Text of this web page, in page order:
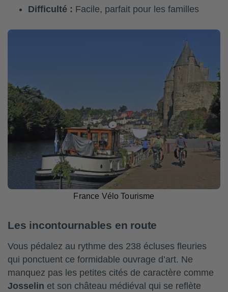
Difficulté : Facile, parfait pour les familles
France Vélo Tourisme
Les incontournables en route
Vous pédalez au rythme des 238 écluses fleuries
qui ponctuent ce formidable ouvrage d’art. Ne
manquez pas les petites cités de caractère comme
Josselin et son château médiéval qui se reflète